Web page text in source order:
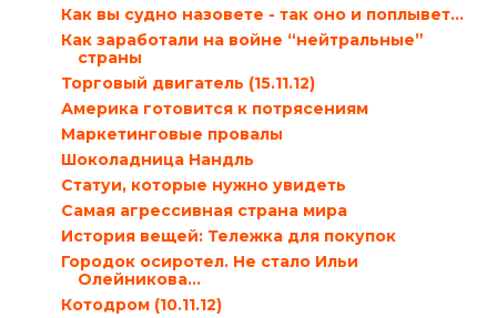
Как вы судно назовете - так оно и поплывет…
Как заработали на войне “нейтральные”
страны
Торговый двигатель (15.11.12)
Америка готовится к потрясениям
Маркетинговые провалы
Шоколадница Нандль
Статуи, которые нужно увидеть
Самая агрессивная страна мира
История вещей: Тележка для покупок
Городок осиротел. Не стало Ильи
Олейникова...
Котодром (10.11.12)